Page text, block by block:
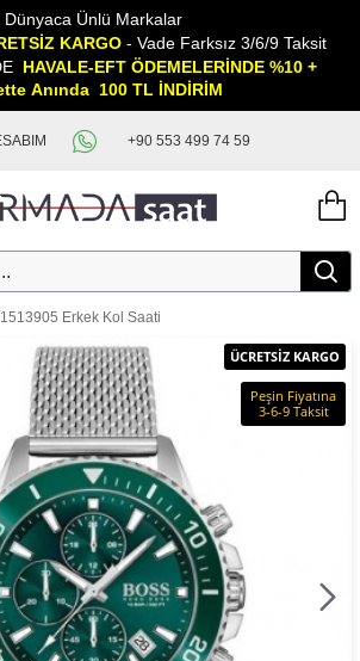
Dünyaca Ünlü Markalar
KARGO - Vade Farksız 3/6/9 Taksit
HAVALE-EFT ÖDEMELERİNDE %10 +
Anında 100 TL İNDİRİM
+90 553 499 74 59
Erkek Kol Saati
ÜCRETSİZ KARGO
Peşin Fiyatına
3-6-9 Taksit